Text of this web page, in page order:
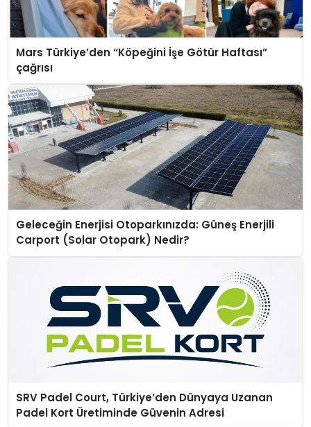
Mars Türkiye’den “Köpeğini İşe Götür Haftası”
çağrısı
Geleceğin Enerjisi Otoparkınızda: Güneş Enerjili
Carport (Solar Otopark) Nedir?
SRV Padel Court, Türkiye’den Dünyaya Uzanan
Padel Kort Üretiminde Güvenin Adresi